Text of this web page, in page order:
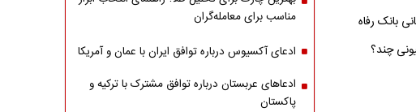
چند؟
مناسب برای معامله‌گران
ادعای آکسیوس درباره توافق ایران با عمان و آمریکا
ادعاهای عربستان درباره توافق مشترک با ترکیه و
پاکستان